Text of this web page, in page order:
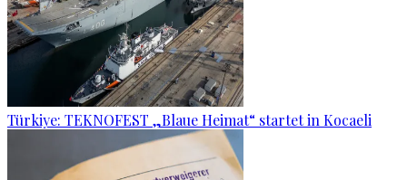
Türkiye: TEKNOFEST „Blaue Heimat“ startet in Kocaeli